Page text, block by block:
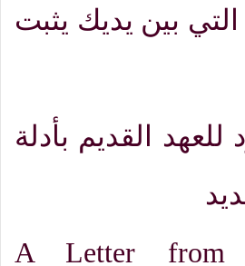
بين يديك يثبت
القديم بأدلة
A Letter from